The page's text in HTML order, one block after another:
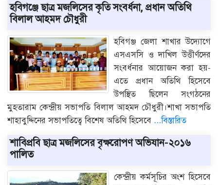
হবিগঞ্জে ছাত্র মজলিসের কৃতি সংবর্ধনা, প্রধান অতিথি
বিলাল আহমদ চৌধুরী
হবিগঞ্জ জেলা শাখার উদ্যোগে
এসএসসি ও দাখিল উত্তীর্ণদের
সংবর্ধনার আয়োজন করা হয়-
এতে প্রধান অতিথি হিসেবে
উপস্থিত ছিলেন সংগঠনের
মুহতারাম কেন্দ্রীয় সভাপতি বিলাল আহমদ চৌধুরী।শাখা সভাপতি
শাহাবুদ্দিনের সভাপতিত্বে বিশেষ অতিথি হিসেবে ...বিস্তারিত
শাবিপ্রবি ছাত্র মজলিসের বৃক্ষরোপণ অভিযান-২০১৬
পালিত
কেন্দ্রীয় কর্মসূচির অংশ হিসেবে